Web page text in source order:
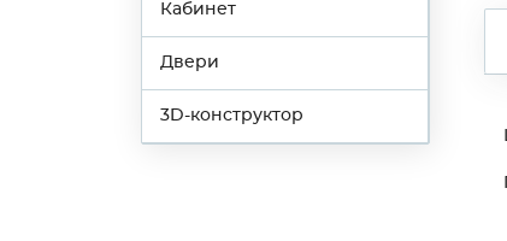
Кабинет
Двери
3D-конструктор